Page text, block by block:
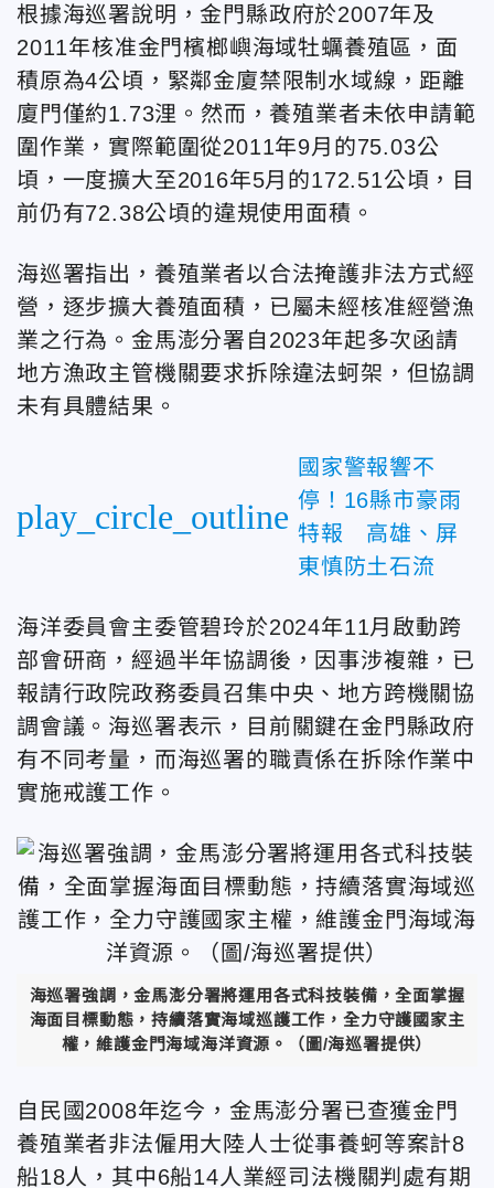
根據海巡署說明，金門縣政府於2007年及
2011年核准金門檳榔嶼海域牡蠣養殖區，面
積原為4公頃，緊鄰金廈禁限制水域線，距離
廈門僅約1.73浬。然而，養殖業者未依申請範
圍作業，實際範圍從2011年9月的75.03公
頃，一度擴大至2016年5月的172.51公頃，目
前仍有72.38公頃的違規使用面積。
海巡署指出，養殖業者以合法掩護非法方式經
營，逐步擴大養殖面積，已屬未經核准經營漁
業之行為。金馬澎分署自2023年起多次函請
地方漁政主管機關要求拆除違法蚵架，但協調
未有具體結果。
play_circle_outline
國家警報響不
停！16縣市豪雨
特報 高雄、屏
東慎防土石流
海洋委員會主委管碧玲於2024年11月啟動跨
部會研商，經過半年協調後，因事涉複雜，已
報請行政院政務委員召集中央、地方跨機關協
調會議。海巡署表示，目前關鍵在金門縣政府
有不同考量，而海巡署的職責係在拆除作業中
實施戒護工作。
海巡署強調，金馬澎分署將運用各式科技裝備，全面掌握
海面目標動態，持續落實海域巡護工作，全力守護國家主
權，維護金門海域海洋資源。（圖/海巡署提供）
自民國2008年迄今，金馬澎分署已查獲金門
養殖業者非法僱用大陸人士從事養蚵等案計8
船18人，其中6船14人業經司法機關判處有期